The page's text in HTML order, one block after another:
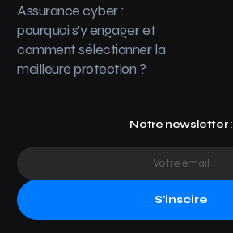
Assurance cyber :
pourquoi s’y engager et
comment sélectionner la
meilleure protection ?
Notre newsletter :
S'inscire